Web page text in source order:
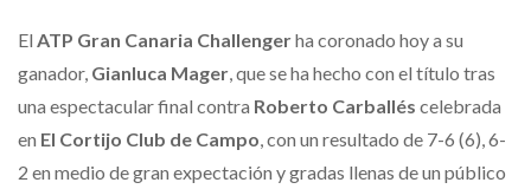
El ATP Gran Canaria Challengerha coronado hoy a su
ganador, Gianluca Mager, que se ha hecho con el título tras
una espectacular final contra Roberto Carballés celebrada
en El Cortijo Club de Campo, con un resultado de 7-6 (6), 6-
2 en medio de gran expectación y gradas llenas de un público